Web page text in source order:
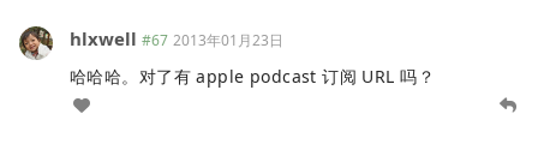
hlxwell #67 2013年01月23日
哈哈哈。对了有 apple podcast 订阅 URL 吗？